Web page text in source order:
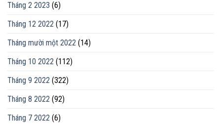
Tháng 2 2023 (6)
Tháng 12 2022 (17)
Tháng mười một 2022 (14)
Tháng 10 2022 (112)
Tháng 9 2022 (322)
Tháng 8 2022 (92)
Tháng 7 2022 (6)